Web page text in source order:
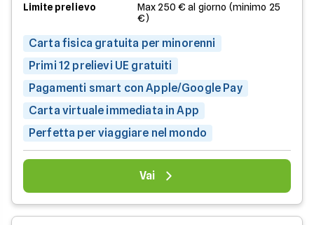
Limite prelievo
Max 250 € al giorno (minimo 25
€)
Carta fisica gratuita per minorenni
Primi 12 prelievi UE gratuiti
Pagamenti smart con Apple/Google Pay
Carta virtuale immediata in App
Perfetta per viaggiare nel mondo
Vai